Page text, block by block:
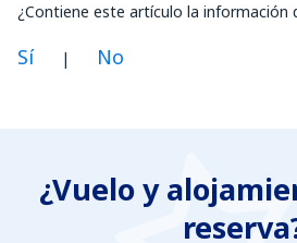
¿Contiene este artículo la información
Sí | No
Contiene información incorrecta
No profundiza en el tema
¿Vuelo y